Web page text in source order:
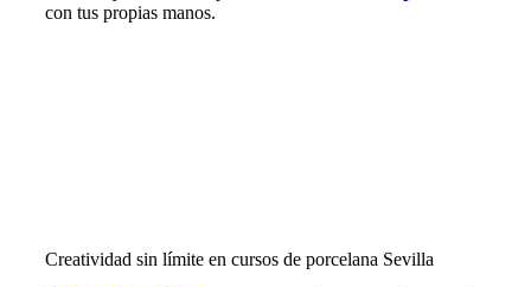
con tus propias manos.
Creatividad sin límite en cursos de porcelana Sevilla